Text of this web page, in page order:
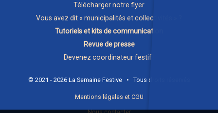
Télécharger notre flyer
Vous avez dit « municipalités et collectivités » ?
Tutoriels et kits de communication
Revue de presse
Devenez coordinateur festif !
© 2021 - 2026 La Semaine Festive • Tous droits réservés
Mentions légales et CGU